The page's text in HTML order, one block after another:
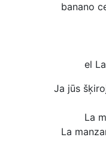
banano
el
Ja jūs
La
La